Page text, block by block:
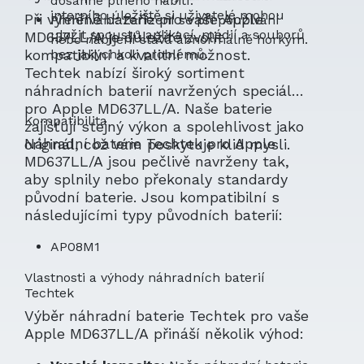
interního úložiště si uživatelé mohou
uložit spoustu aplikací, médií a souborů
bez jakýchkoli problémů.
Přehřívání: Zařízení se při používání
nebo nabíjení stává abnormálně horkým.
Při výměně baterie pro vaše Apple
MD637LL/A je důležité zvolit
kompatibilní a kvalitní možnost.
Techtek nabízí široký sortiment
náhradních baterií navržených speciálně
pro Apple MD637LL/A. Naše baterie
zajišťují stejný výkon a spolehlivost jako
originál, což vám poskytuje klid mysli.
Kompatibilita
Náhradní baterie Techtek pro Apple
MD637LL/A jsou pečlivě navrženy tak,
aby splnily nebo překonaly standardy
původní baterie. Jsou kompatibilní s
následujícími typy původních baterií:
AP08M1
Vlastnosti a výhody náhradních baterií
Techtek
Výběr náhradní baterie Techtek pro vaše
Apple MD637LL/A přináší několik výhod: